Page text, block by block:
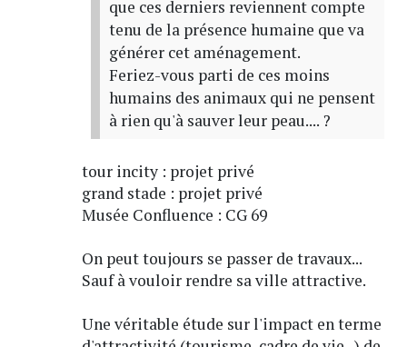
que ces derniers reviennent compte
tenu de la présence humaine que va
générer cet aménagement.
Feriez-vous parti de ces moins
humains des animaux qui ne pensent
à rien qu'à sauver leur peau.... ?
tour incity : projet privé
grand stade : projet privé
Musée Confluence : CG 69
On peut toujours se passer de travaux...
Sauf à vouloir rendre sa ville attractive.
Une véritable étude sur l'impact en terme